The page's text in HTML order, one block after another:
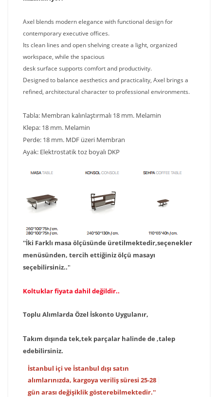
Axel blends modern elegance with functional design for
contemporary executive offices.
Its clean lines and open shelving create a light, organized
workspace, while the spacious
desk surface supports comfort and productivity.
Designed to balance aesthetics and practicality, Axel brings a
refined, architectural character to professional environments.
Tabla: Membran kalınlaştırmalı 18 mm. Melamin
Klepa: 18 mm. Melamin
Perde: 18 mm. MDF üzeri Membran
Ayak: Elektrostatik toz boyalı DKP
''İki Farklı masa ölçüsünde üretilmektedir,seçenekler
menüsünden, tercih ettiğiniz ölçü masayı
seçebilirsiniz..''
Koltuklar fiyata dahil değildir..
Toplu Alımlarda Özel İskonto Uygulanır,
Takım dışında tek,tek parçalar halinde de ,talep
edebilirsiniz.
İstanbul içi ve İstanbul dışı satın
alımlarınızda, kargoya veriliş süresi 25-28
gün arası değişiklik gösterebilmektedir.''